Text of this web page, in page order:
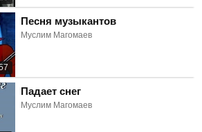
Песня музыкантов
Муслим Магомаев
Падает снег
Муслим Магомаев